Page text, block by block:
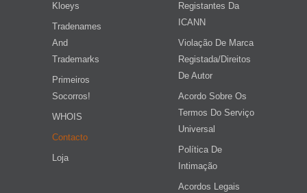
Kloeys
Tradenames
And
Trademarks
Primeiros
Socorros!
WHOIS
Contacto
Loja
Registantes Da
ICANN
Violação De Marca
Registada/direitos
De Autor
Acordo Sobre Os
Termos Do Serviço
Universal
Política De
Intimação
Acordos Legais